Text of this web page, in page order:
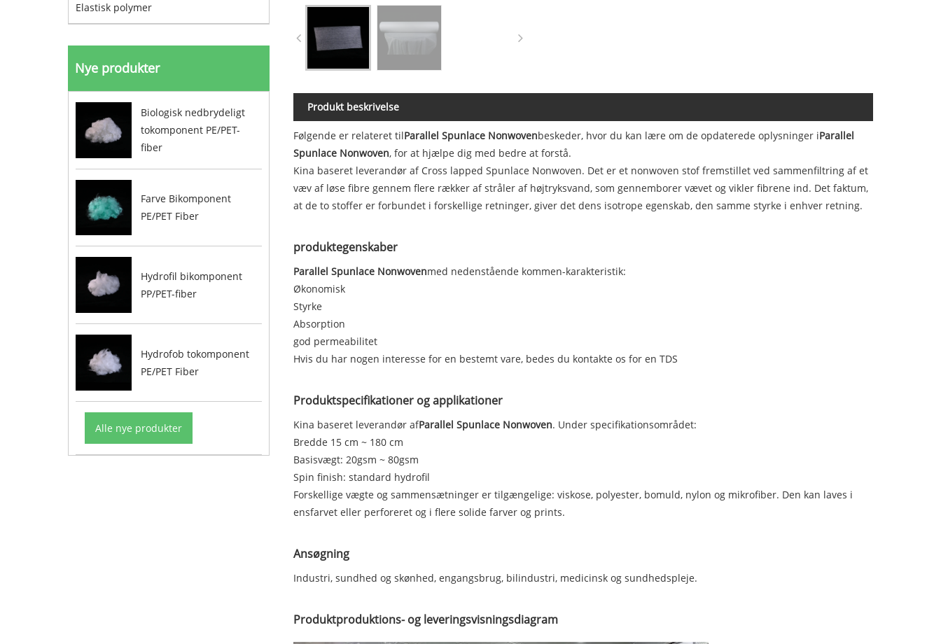
Elastisk polymer
Nye produkter
Biologisk nedbrydeligt
tokomponent PE/PET-
fiber
Farve Bikomponent
PE/PET Fiber
Hydrofil bikomponent
PP/PET-fiber
Hydrofob tokomponent
PE/PET Fiber
Alle nye produkter
Produkt beskrivelse
Følgende er relateret tilParallel Spunlace Nonwovenbeskeder, hvor du kan lære om de opdaterede oplysninger iParallel
Spunlace Nonwoven, for at hjælpe dig med bedre at forstå.
Kina baseret leverandør af Cross lapped Spunlace Nonwoven. Det er et nonwoven stof fremstillet ved sammenfiltring af et
væv af løse fibre gennem flere rækker af stråler af højtryksvand, som gennemborer vævet og vikler fibrene ind. Det faktum,
at de to stoffer er forbundet i forskellige retninger, giver det dens isotrope egenskab, den samme styrke i enhver retning.
produktegenskaber
Parallel Spunlace Nonwovenmed nedenstående kommen-karakteristik:
Økonomisk
Styrke
Absorption
god permeabilitet
Hvis du har nogen interesse for en bestemt vare, bedes du kontakte os for en TDS
Produktspecifikationer og applikationer
Kina baseret leverandør afParallel Spunlace Nonwoven. Under specifikationsområdet:
Bredde 15 cm ~ 180 cm
Basisvægt: 20gsm ~ 80gsm
Spin finish: standard hydrofil
Forskellige vægte og sammensætninger er tilgængelige: viskose, polyester, bomuld, nylon og mikrofiber. Den kan laves i
ensfarvet eller perforeret og i flere solide farver og prints.
Ansøgning
Industri, sundhed og skønhed, engangsbrug, bilindustri, medicinsk og sundhedspleje.
Produktproduktions- og leveringsvisningsdiagram